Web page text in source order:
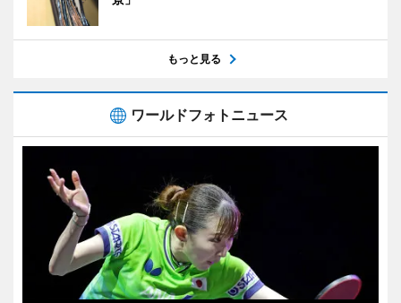
もっと見る
ワールドフォトニュース